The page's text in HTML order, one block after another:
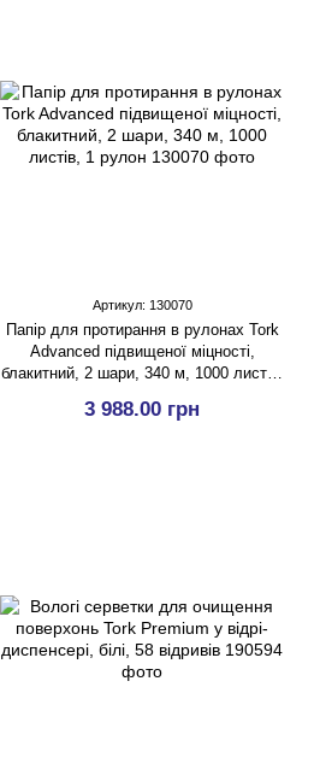
Артикул: 130070
Папір для протирання в рулонах Tork
Advanced підвищеної міцності,
блакитний, 2 шари, 340 м, 1000 листів,
3 988.00 грн